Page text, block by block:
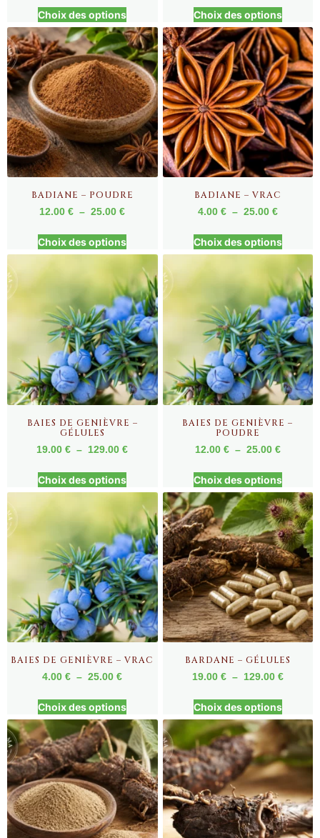
Choix des options Choix des options
BADIANE – POUDRE
12.00€ – 25.00€
Choix des options
BADIANE – VRAC
4.00 € – 25.00 €
Choix des options
BAIES DE GENIÈVRE –
GÉLULES
19.00€ – 129.00€
Choix des options
BAIES DE GENIÈVRE –
POUDRE
12.00 € – 25.00 €
Choix des options
BAIES DE GENIÈVRE – VRAC
4.00€ – 25.00€
Choix des options
BARDANE – GÉLULES
19.00 € – 129.00 €
Choix des options